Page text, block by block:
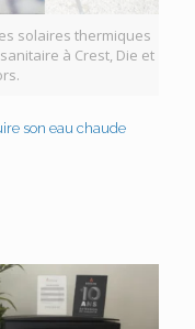
solaires thermiques
à Crest, Die et
son eau chaude